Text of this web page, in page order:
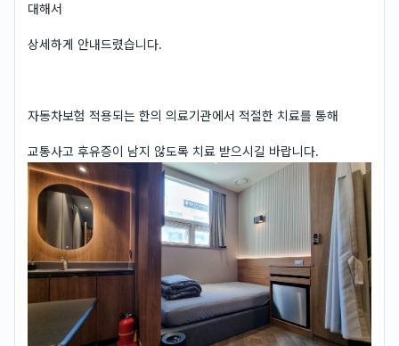
대해서
상세하게 안내드렸습니다.
자동차보험 적용되는 한의 의료기관에서 적절한 치료를 통해
교통사고 후유증이 남지 않도록 치료 받으시길 바랍니다.